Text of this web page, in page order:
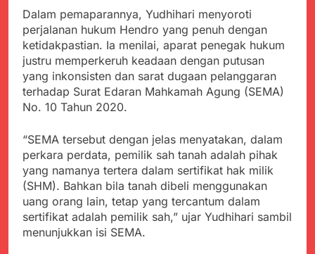
Bantuan Duka Cita
Polda Jabar Beberkan
Perkembangan
Terbaru Kasus Dago
Elos
Juli 20, 2024
Kejaksaan Negeri Kab
Sukabumi didesak usut
Tuntas Dugaan
penyelewengan
Juli 19, 2024
Sukabumi
menyalahgunakan
Anggaran Thn 2023.
Juli 19, 2024
Sambut Tahun Ajaran
Baru, Satgas Yonif
310/KK Ajak Pelajar
Bersihkan Lingkungan
Sekolah
Juli 19, 2024
Selisih APBD Tahun
2023 Kab.Sukabumi
Sebesar Rp 31 Miliar
Dalam pemaparannya, Yudhihari menyoroti
perjalanan hukum Hendro yang penuh dengan
ketidakpastian. Ia menilai, aparat penegak hukum
justru memperkeruh keadaan dengan putusan
yang inkonsisten dan sarat dugaan pelanggaran
terhadap Surat Edaran Mahkamah Agung (SEMA)
No. 10 Tahun 2020.
“SEMA tersebut dengan jelas menyatakan, dalam
perkara perdata, pemilik sah tanah adalah pihak
yang namanya tertera dalam sertifikat hak milik
(SHM). Bahkan bila tanah dibeli menggunakan
uang orang lain, tetap yang tercantum dalam
sertifikat adalah pemilik sah,” ujar Yudhihari sambil
menunjukkan isi SEMA.